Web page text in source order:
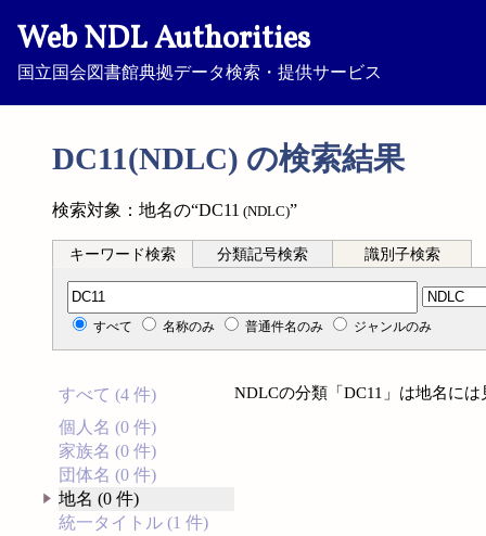
Web NDL Authorities
国立国会図書館典拠データ検索・提供サービス
DC11(NDLC) の検索結果
検索対象：地名の“DC11 (NDLC)”
キーワード検索 分類記号検索 識別子検索
分類記号検索
すべて 名称のみ 普通件名のみ ジャンルのみ
すべて (4 件)
個人名 (0 件)
家族名 (0 件)
団体名 (0 件)
地名 (0 件)
統一タイトル (1 件)
NDLCの分類「DC11」は地名に